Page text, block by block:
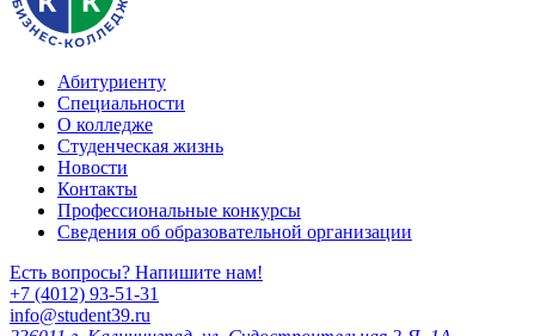
Абитуриенту
Специальности
О колледже
Студенческая жизнь
Новости
Контакты
Профессиональные конкурсы
Сведения об образовательной организации
Есть вопросы? Напишите нам!
+7 (4012) 93-51-31
info@student39.ru